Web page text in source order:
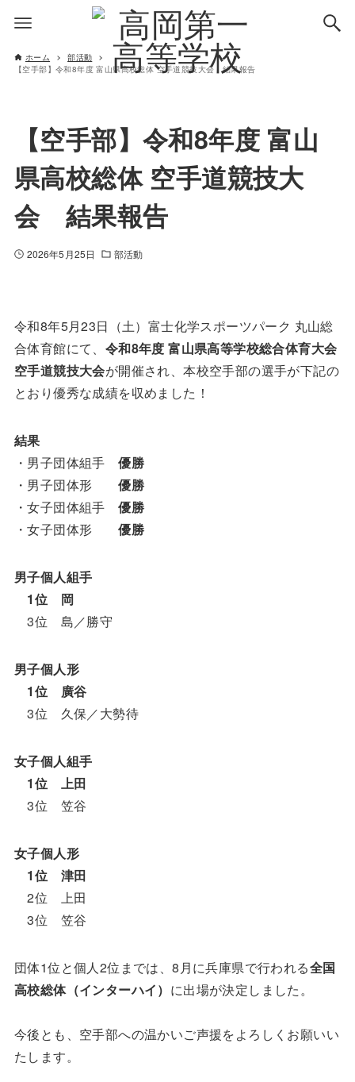
ホーム
部活動
【空手部】令和8年度 富山県高校総体 空手道競技大会 結果報告
【空手部】令和8年度 富山
県高校総体 空手道競技大
会 結果報告
2026年5月25日 部活動
令和8年5月23日（土）富士化学スポーツパーク 丸山総
合体育館にて、 令和8年度 富山県高等学校総合体育大会
空手道競技大会が開催され、本校空手部の選手が下記の
とおり優秀な成績を収めました！
結果
・男子団体組手優勝
・男子団体形優勝
・女子団体組手優勝
・女子団体形優勝
男子個人組手
1位 岡
3位 島／勝守
男子個人形
1位 廣谷
3位 久保／大勢待
女子個人組手
1位 上田
3位 笠谷
女子個人形
1位 津田
2位 上田
3位 笠谷
団体1位と個人2位までは、8月に兵庫県で行われる全国
高校総体（インターハイ） に出場が決定しました。
今後とも、空手部への温かいご声援をよろしくお願いい
たします。